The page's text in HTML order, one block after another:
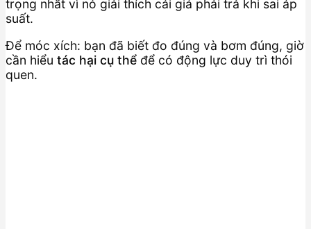
trọng nhất vì nó giải thích cái giá phải trả khi sai áp
suất.
Để móc xích: bạn đã biết đo đúng và bơm đúng, giờ
cần hiểu tác hại cụ thể để có động lực duy trì thói
quen.